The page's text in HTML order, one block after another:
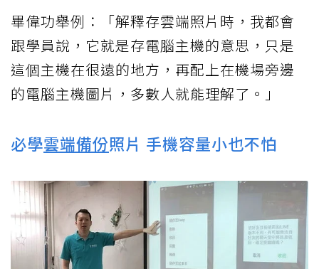
畢偉功舉例：「解釋存雲端照片時，我都會
跟學員說，它就是存電腦主機的意思，只是
這個主機在很遠的地方，再配上在機場旁邊
的電腦主機圖片，多數人就能理解了。」
必學雲端備份照片 手機容量小也不怕